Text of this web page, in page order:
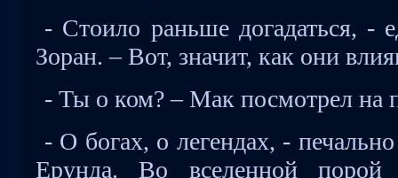
- Стоило раньше догадаться, -
Зоран. – Вот, значит, как они
- Ты о ком? – Мак посмотрел на
- О богах, о легендах, -
Ерунда. Во вселенной порой